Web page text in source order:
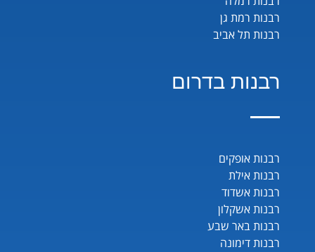
רבנות רמת גן
רבנות תל אביב
רבנות בדרום
רבנות אופקים
רבנות אילת
רבנות אשדוד
רבנות אשקלון
רבנות באר שבע
רבנות דימונה